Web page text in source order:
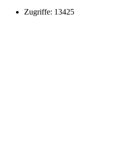
Zugriffe: 13425